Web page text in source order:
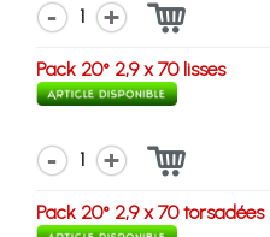
1
Pack 20° 2,9 x 70 lisses
1
Pack 20° 2,9 x 70 torsadées